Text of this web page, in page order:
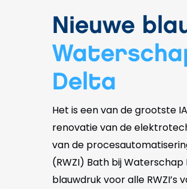
Nieuwe
Delta
Het is een van de grootste
renovatie van de
van de
(RWZI) Bath bij
blauwdruk voor alle RWZI’s